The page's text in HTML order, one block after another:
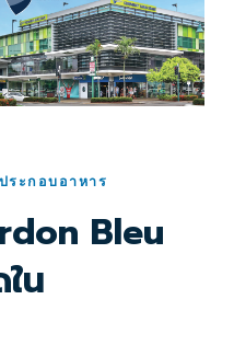
ระกอบอาหาร
Bleu
น